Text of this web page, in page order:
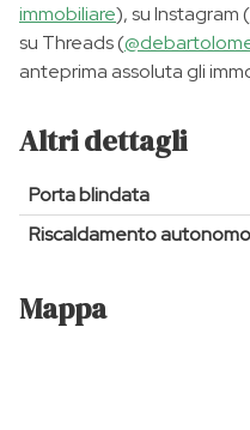
immobiliare), su Instagram (
su Threads (
anteprima assoluta gli
Altri dettagli
Porta blindata
Riscaldamento autonomo
Mappa